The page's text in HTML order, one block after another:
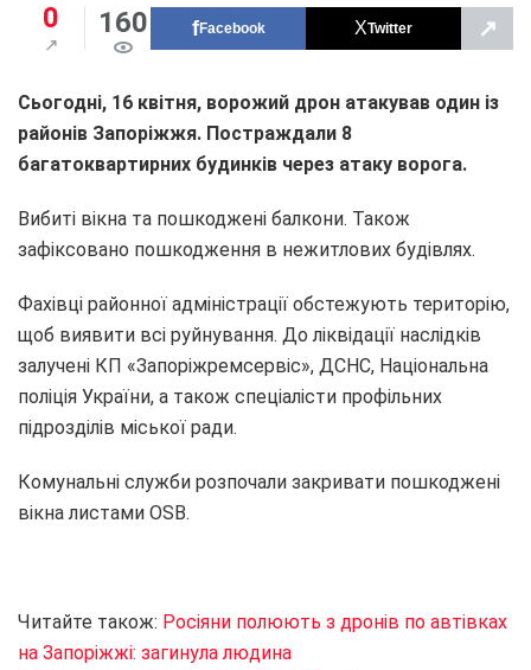
0 160 Facebook Twitter ↗
Сьогодні, 16 квітня, ворожий дрон атакував один із
районів Запоріжжя. Постраждали 8
багатоквартирних будинків через атаку ворога.
Вибиті вікна та пошкоджені балкони. Також
зафіксовано пошкодження в нежитлових будівлях.
Фахівці районної адміністрації обстежують територію,
щоб виявити всі руйнування. До ліквідації наслідків
залучені КП «Запоріжремсервіс», ДСНС, Національна
поліція України, а також спеціалісти профільних
підрозділів міської ради.
Комунальні служби розпочали закривати пошкоджені
вікна листами OSB.
Читайте також: Росіяни полюють з дронів по автівках
на Запоріжжі: загинула людина